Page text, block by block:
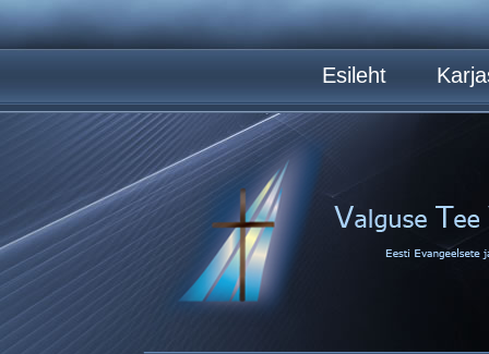
Esileht